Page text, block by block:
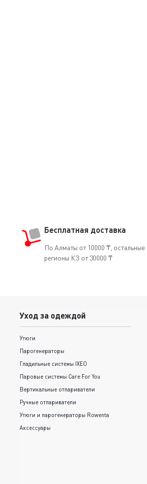
Бесплатная доставка
По Алматы от 10000 ₸, остальные
регионы КЗ от 30000 ₸
Уход за одеждой
Утюги
Парогенераторы
Гладильные системы IXEO
Паровые системы Care For You
Вертикальные отпариватели
Ручные отпариватели
Утюги и парогенераторы Rowenta
Аксессуары